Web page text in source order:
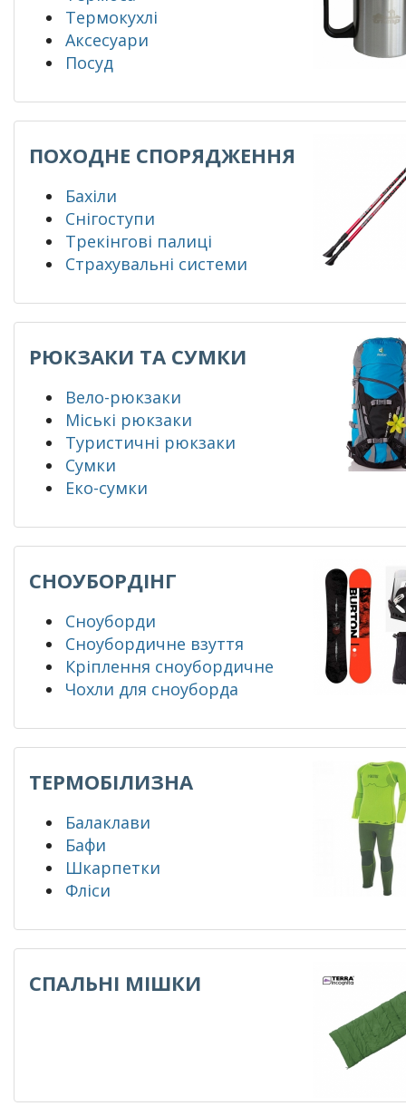
СПАЛЬНІ МІШКИ
ТЕРМОБІЛИЗНА
Балаклави
Бафи
Шкарпетки
Фліси
СНОУБОРДІНГ
Сноуборди
Сноубордичне взуття
Кріплення сноубордичне
Чохли для сноуборда
РЮКЗАКИ ТА СУМКИ
Вело-рюкзаки
Міські рюкзаки
Туристичні рюкзаки
Сумки
Еко-сумки
ПОХОДНЕ СПОРЯДЖЕННЯ
Бахіли
Снігоступи
Трекінгові палиці
Страхувальні системи
Термокухлі
Аксесуари
Посуд